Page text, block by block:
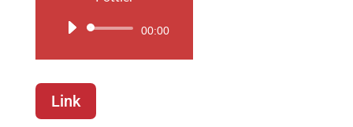
Reproductor
00:00
Link